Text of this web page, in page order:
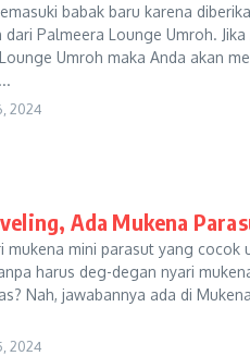
babak baru karena
Palmeera Lounge Umroh. Jika
Umroh maka Anda akan
2024
Ada Mukena
mukena mini parasut yang cocok
harus deg-degan nyari
Nah, jawabannya ada di
2024